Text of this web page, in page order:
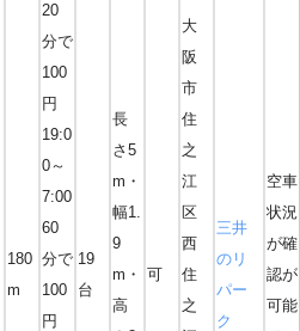
180
m
20
分で
100
円
19:0
0～
7:00
60
分で
100
円
19
台
長
さ5
m・
幅1.
9
m・
高
可
大
阪
市
住
之
江
区
西
住
之
三井
のリ
パー
ク
空車
状況
が確
認が
可能